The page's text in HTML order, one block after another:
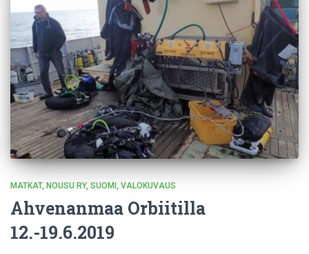
MATKAT NOUSU RY SUOMI VALOKUVAUS
Ahvenanmaa Orbiitilla
12.-19.6.2019